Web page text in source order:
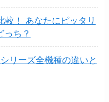
較！ あなたにピッタリ
っち？
リーズ全機種の違いと